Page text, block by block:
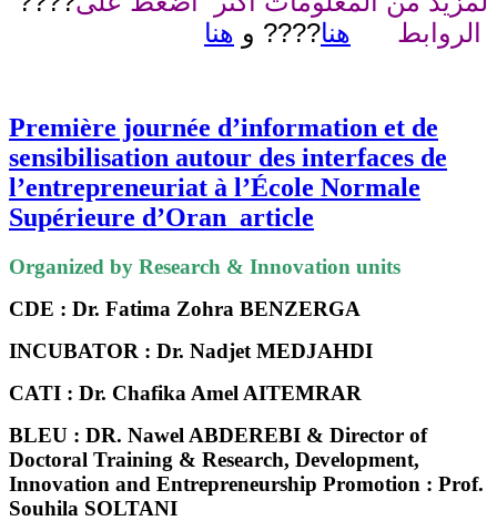
الروابط
هنا???? و هنا
Première journée d’information et de
sensibilisation autour des interfaces de
l’entrepreneuriat à l’École Normale
Supérieure d’Oran_article
Organized by Research & Innovation units
CDE : Dr. Fatima Zohra BENZERGA
INCUBATOR : Dr. Nadjet MEDJAHDI
CATI : Dr. Chafika Amel AITEMRAR
BLEU : DR. Nawel ABDEREBI & Director of
Doctoral Training & Research, Development,
Innovation and Entrepreneurship Promotion : Prof.
Souhila SOLTANI